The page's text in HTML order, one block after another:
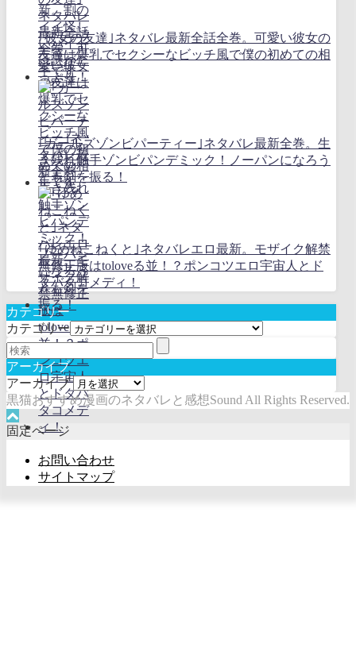
｢彼女の友達｣ネタバレ最新全話全巻。可愛い彼女の
友達は爆乳でセクシーなビッチ風で僕の初めての相
手です
｢ガールズゾンビパーティー｣ネタバレ最新全巻。生
き残れ触手ゾンビパンデミック！ノーパンになろう
とも剣を振る！
｢ゆめねこねくと｣ネタバレエロ最新。モザイク解禁
無修正版はtoloveる並！？ポンコツエロ宇宙人とド
タバタコメディ！
カテゴリー
カテゴリー
アーカイブ
アーカイブ
黒猫おすすめ漫画のネタバレと感想Sound All Rights Reserved.
固定ページ
お問い合わせ
サイトマップ